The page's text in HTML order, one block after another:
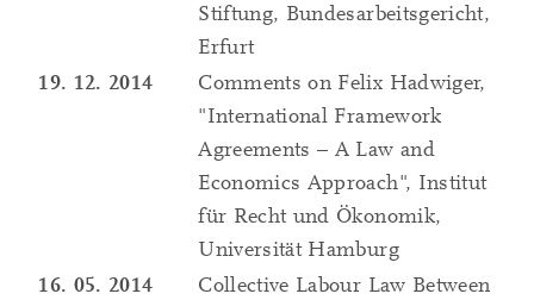
Stiftung, Bundesarbeitsgericht,
Erfurt
19. 12. 2014
Comments on Felix Hadwiger,
"International Framework
Agreements – A Law and
Economics Approach", Institut
für Recht und Ökonomik,
Universität Hamburg
16. 05. 2014
Collective Labour Law Between